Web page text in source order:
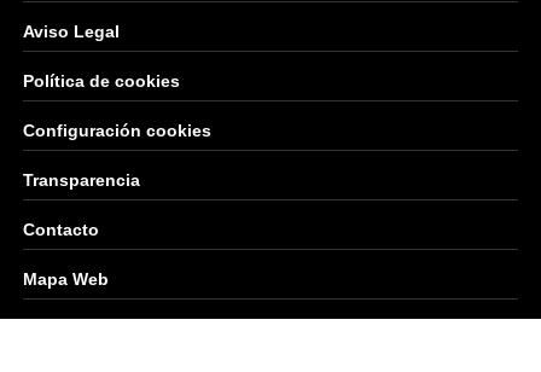
Aviso Legal
Política de cookies
Configuración cookies
Transparencia
Contacto
Mapa Web